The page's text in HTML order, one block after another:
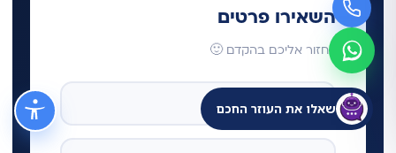
השאירו פרטים
ונחזור אליכם בהקדם 🙂
שאלו את העוזר החכם